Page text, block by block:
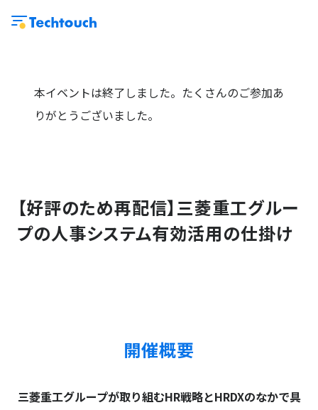
本イベントは終了しました。たくさんのご参加あ
りがとうございました。
【好評のため再配信】三菱重工グルー
プの人事システム有効活用の仕掛け
開催概要
三菱重工グループが取り組むHR戦略とHRDXのなかで具